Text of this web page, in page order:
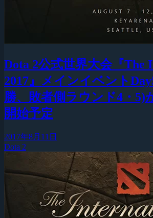
Dota 2公式世界大会『The
2017』メインイベント
勝、敗者側ラウンド4・5)
開始予定
2017年8月11日
Dota 2